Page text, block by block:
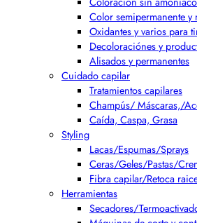
Color semipermanente y
Oxidantes y varios para
Decoloraciónes y
Alisados y permanentes
Cuidado capilar
Tratamientos capilares
Champús/ Máscaras,/
Caída, Caspa, Grasa
Styling
Lacas/Espumas/Sprays
Ceras/Geles/Pastas/
Fibra capilar/Retoca
Herramientas
Secadores/